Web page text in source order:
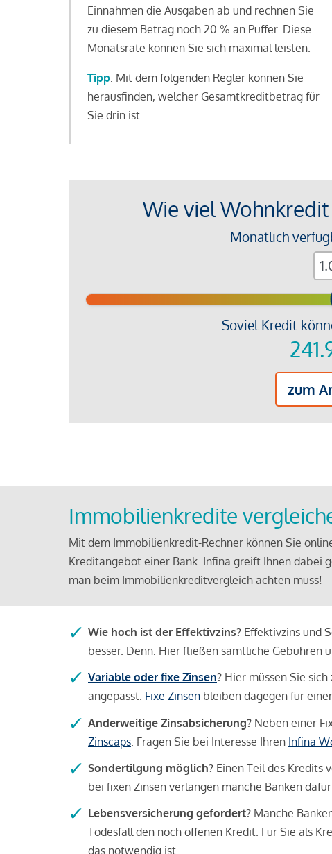
Einnahmen die Ausgaben ab und rechnen Sie
zu diesem Betrag noch 20 % an Puffer. Diese
Monatsrate können Sie sich maximal leisten.
Tipp: Mit dem folgenden Regler können Sie
herausfinden, welcher Gesamtkreditbetrag für
Sie drin ist.
Wie viel
Monatlich
Soviel Kredit
zum
Immobilienkredite
Mit dem Immobilienkredit-Rechner können Sie
Kreditangebot einer Bank. Infina greift Ihnen dabei
man beim Immobilienkreditvergleich achten muss!
Wie hoch ist der Effektivzins? Effektivzins und
besser. Denn: Hier fließen sämtliche Gebühren
Variable oder fixe Zinsen? Hier müssen Sie
angepasst. Fixe Zinsen bleiben dagegen für
Anderweitige Zinsabsicherung? Neben einer
Zinscaps . Fragen Sie bei Interesse Ihren Infina
Sondertilgung möglich? Einen Teil des Kredits
bei fixen Zinsen verlangen manche Banken
Lebensversicherung gefordert? Manche
Todesfall den noch offenen Kredit. Für Sie als
das notwendig ist.